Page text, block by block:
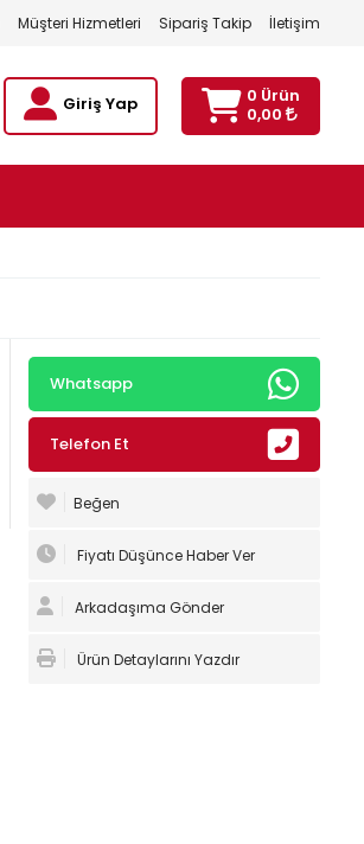
Müşteri Hizmetleri Sipariş Takip İletişim
Giriş Yap
0 Ürün
0,00
Whatsapp
Telefon Et
Beğen
Fiyatı Düşünce Haber Ver
Arkadaşıma Gönder
Ürün Detaylarını Yazdır